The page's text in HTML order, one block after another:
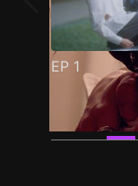
EP 1
剧照